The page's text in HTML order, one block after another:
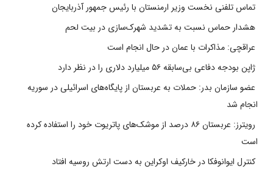
تماس تلفنی نخست وزیر ارمنستان با رئیس جمهور آذربایجان
هشدار حماس نسبت به تشدید شهرک‌سازی در بیت‌ لحم
عراقچی: مذاکرات با عمان در حال انجام است
ژاپن بودجه دفاعی بی‌سابقه ۵۶ میلیارد دلاری را در نظر دارد
عضو سازمان بدر: حملات به عربستان از پایگاه‌های اسرائیلی در سوریه
انجام شد
رویترز: عربستان ۸۶ درصد از موشک‌های پاتریوت خود را استفاده کرده
است
کنترل ایوانوفکا در خارکیف اوکراین به دست ارتش روسیه افتاد